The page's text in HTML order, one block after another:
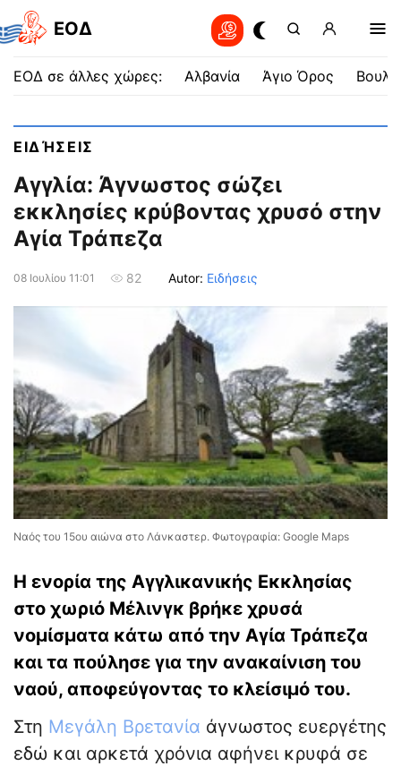
EOΔ
ΕΟΔ σε άλλες χώρες: Αλβανία Άγιο Όρος
ΕΙΔΉΣΕΙΣ
Αγγλία: Άγνωστος σώζει
εκκλησίες κρύβοντας χρυσό στην
Αγία Τράπεζα
08 Ιουλίου 11:01 82 Autor: Ειδήσεις
Ναός του 15ου αιώνα στο Λάνκαστερ. Φωτογραφία: Google Maps
Η ενορία της Αγγλικανικής Εκκλησίας
στο χωριό Μέλινγκ βρήκε χρυσά
νομίσματα κάτω από την Αγία Τράπεζα
και τα πούλησε για την ανακαίνιση του
ναού, αποφεύγοντας το κλείσιμό του.
Στη Μεγάλη Βρετανία άγνωστος ευεργέτης
εδώ και αρκετά χρόνια αφήνει κρυφά σε